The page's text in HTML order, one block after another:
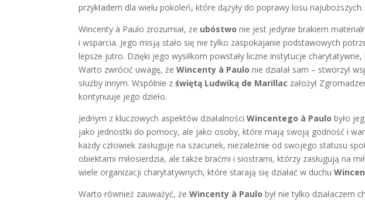
przykładem dla wielu pokoleń, które dążyły do poprawy losu najuboższych.
Wincenty à Paulo zrozumiał, że ubóstwo nie jest jedynie brakiem
i wsparcia. Jego misją stało się nie tylko zaspokajanie podstawowych
lepsze jutro. Dzięki jego wysiłkom powstały liczne instytucje
Warto zwrócić uwagę, żeWincenty à Paulo nie działał sam – stworzył
służby innym. Wspólnie zświętą Ludwiką de Marillac założył
kontynuuje jego dzieło.
Jednym z kluczowych aspektów działalnościWincentego à Paulo było
jako jednostki do pomocy, ale jako osoby, które mają swoją godność i
każdy człowiek zasługuje na szacunek, niezależnie od swojego statusu
obiektami miłosierdzia, ale także braćmi i siostrami, którzy zasługują na
wiele organizacji charytatywnych, które starają się działać w duchu
Warto również zauważyć, żeWincenty à Paulo był nie tylko działaczem